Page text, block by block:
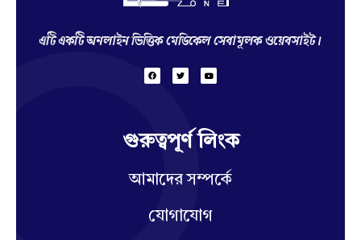
এটি একটি অনলাইন ভিত্তিক মেডিকেল সেবামূলক ওয়েবসাইট।
গুরুত্বপূর্ণ লিংক
আমাদের সম্পর্কে
যোগাযোগ